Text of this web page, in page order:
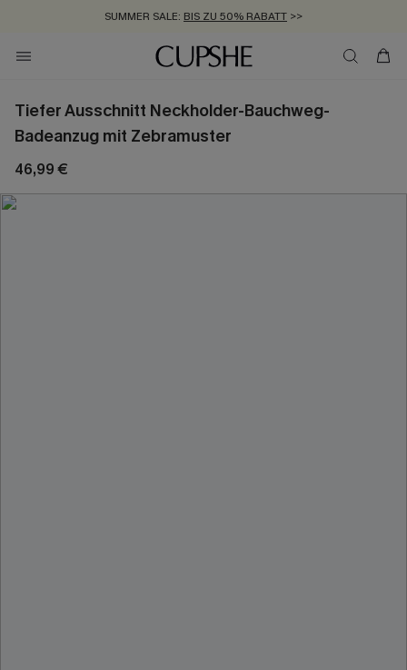
SUMMER SALE: BIS ZU 50% RABATT >>
ZUM NEWSLETTER:BIS ZU -20% EXTRA ERHALTEN
KOSTENLOSER VERSAND AB 89 €
Tiefer Ausschnitt Neckholder-Bauchweg-
Badeanzug mit Zebramuster
46,99 €